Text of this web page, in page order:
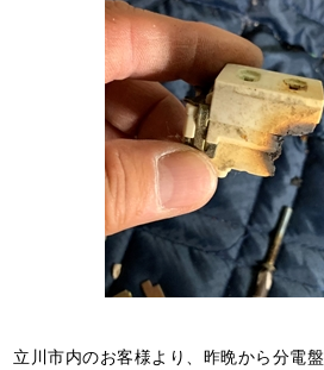
立川市内のお客様より、昨晩から分電